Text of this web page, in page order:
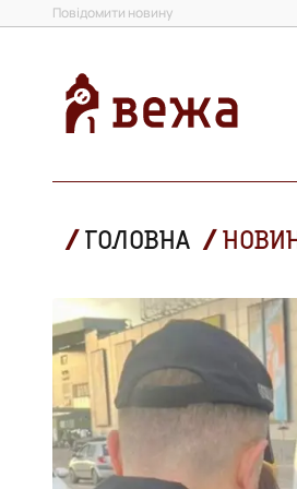
Повідомити новину
ГОЛОВНА